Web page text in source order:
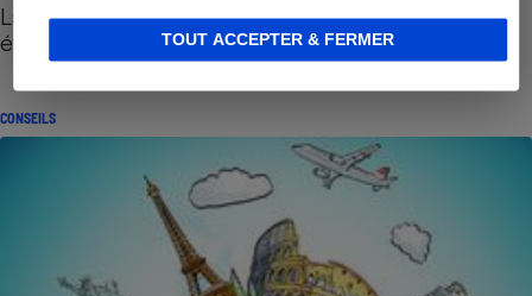
TOUT ACCEPTER & FERMER
La téléphonie fixe et mobile en France - Une
évolution nécessaire pour le consommateur
CONSEILS